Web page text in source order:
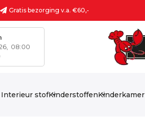
Gratis bezorging v.a. €60,-
08:00
Interieur stofKinderstoffenKinderkamer